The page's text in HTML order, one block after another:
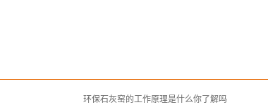
环保石灰窑的工作原理是什么你了解吗